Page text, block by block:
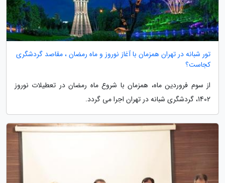
تور شبانه در تهران همزمان با آغاز نوروز و ماه رمضان ، مقاصد گردشگری
کجاست؟
از سوم فروردین ماه، همزمان با شروع ماه رمضان در تعطیلات نوروز
1402، گردشگری شبانه در تهران اجرا می گردد.